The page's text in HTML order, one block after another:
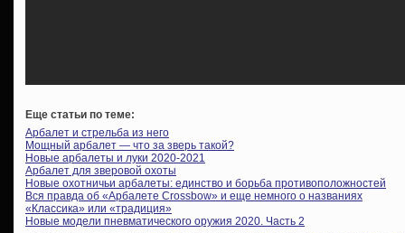
Еще статьи по теме:
Арбалет и стрельба из него
Мощный арбалет — что за зверь такой?
Новые арбалеты и луки 2020-2021
Арбалет для зверовой охоты
Новые охотничьи арбалеты: единство и борьба противоположностей
Вся правда об «Арбалете Crossbow» и еще немного о названиях
«Классика» или «традиция»
Новые модели пневматического оружия 2020. Часть 2